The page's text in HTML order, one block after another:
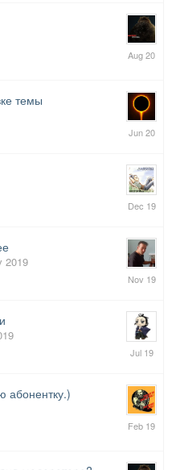
3
Aug
темы
16
13
2019
13
17
абонентку.)
4